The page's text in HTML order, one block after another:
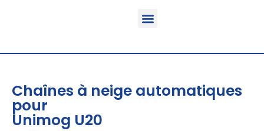
Chaînes à neige automatiques
pour
Unimog U20